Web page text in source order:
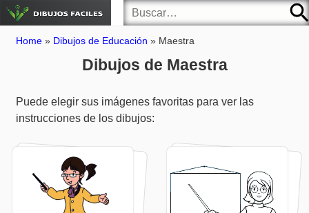
Home » Dibujos de Educación » Maestra
Dibujos de Maestra
Puede elegir sus imágenes favoritas para ver las
instrucciones de los dibujos: